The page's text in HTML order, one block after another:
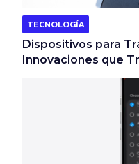
TECNOLOGÍA
Dispositivos para
Innovaciones que